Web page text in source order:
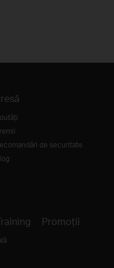
de securitate
Promoții